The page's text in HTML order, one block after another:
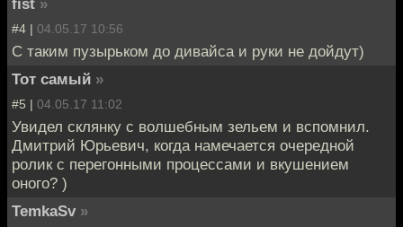
#4 | 04.05.17 10:56
С таким пузырьком до дивайса и руки не дойдут)
Тот самый »
#5 | 04.05.17 11:02
Увидел склянку с волшебным зельем и вспомнил.
Дмитрий Юрьевич, когда намечается очередной
ролик с перегонными процессами и вкушением
оного? )
TemkaSv »